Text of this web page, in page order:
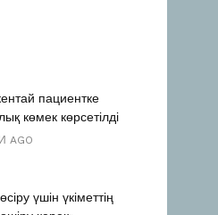
пациентке
көмек көрсетілді
AGO
үшін үкіметтің